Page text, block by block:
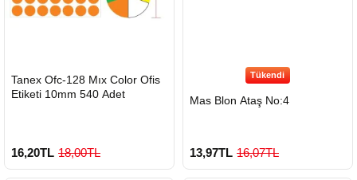
GÖNDERİ
Tanex Ofc-128 Mıx Color Ofis
Etiketi 10mm 540 Adet
16,20TL 18,00TL
Tükendi
Mas Blon Ataş No:4
13,97TL 16,07TL